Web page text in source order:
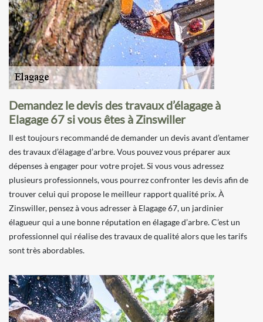
Demandez le devis des travaux d’élagage à
Elagage 67 si vous êtes à Zinswiller
Il est toujours recommandé de demander un devis avant d’entamer
des travaux d’élagage d’arbre. Vous pouvez vous préparer aux
dépenses à engager pour votre projet. Si vous vous adressez
plusieurs professionnels, vous pourrez confronter les devis afin de
trouver celui qui propose le meilleur rapport qualité prix. À
Zinswiller, pensez à vous adresser à Elagage 67, un jardinier
élagueur qui a une bonne réputation en élagage d’arbre. C’est un
professionnel qui réalise des travaux de qualité alors que les tarifs
sont très abordables.